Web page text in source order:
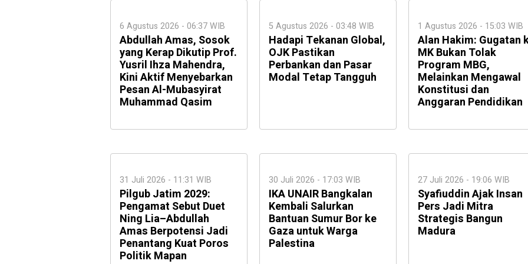
6 Agustus 2026 - 06:37 WIB
Abdullah Amas, Sosok
yang Kerap Dikutip Prof.
Yusril Ihza Mahendra,
Kini Aktif Menyebarkan
Pesan Al-Mubasyirat
Muhammad Qasim
5 Agustus 2026 - 03:48 WIB
Hadapi Tekanan Global,
OJK Pastikan
Perbankan dan Pasar
Modal Tetap Tangguh
1 Agustus 2026 - 15:03 WIB
Alan Hakim: Gugatan
MK Bukan Tolak
Program MBG,
Melainkan Mengawal
Konstitusi dan
Anggaran Pendidikan
31 Juli 2026 - 11:31 WIB
Pilgub Jatim 2029:
Pengamat Sebut Duet
Ning Lia–Abdullah
Amas Berpotensi Jadi
Penantang Kuat Poros
Politik Mapan
30 Juli 2026 - 17:03 WIB
IKA UNAIR Bangkalan
Kembali Salurkan
Bantuan Sumur Bor ke
Gaza untuk Warga
Palestina
27 Juli 2026 - 19:06 WIB
Syafiuddin Ajak Insan
Pers Jadi Mitra
Strategis Bangun
Madura